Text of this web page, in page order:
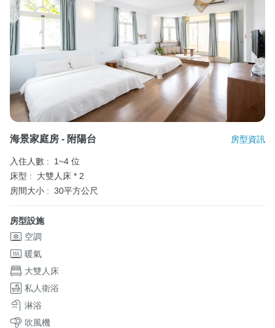
海景家庭房 - 附陽台 房型資訊
入住人數 :
1~4 位
床型 :
大雙人床 * 2
房間大小 : 30平方公尺
房型設施
空調
暖氣
大雙人床
私人衛浴
淋浴
吹風機